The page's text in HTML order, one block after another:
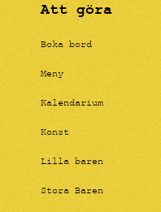
Att göra
Boka bord
Meny
Kalendarium
Konst
Lilla baren
Stora Baren